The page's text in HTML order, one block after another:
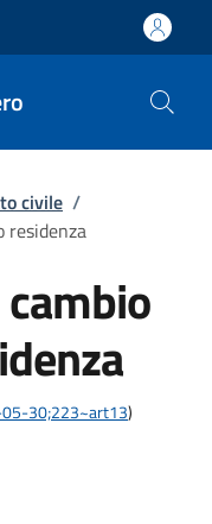
civile /
residenza
05-30;223~art13)